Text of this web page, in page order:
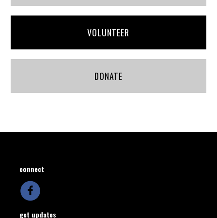
VOLUNTEER
DONATE
connect
get updates